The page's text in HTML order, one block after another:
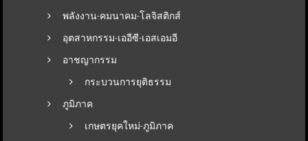
พลังงาน-คมนาคม-โลจิสติกส์
อุตสาหกรรม-เออีซี-เอสเอมอี
อาชญากรรม
กระบวนการยุติธรรม
ภูมิภาค
เกษตรยุคใหม่-ภูมิภาค